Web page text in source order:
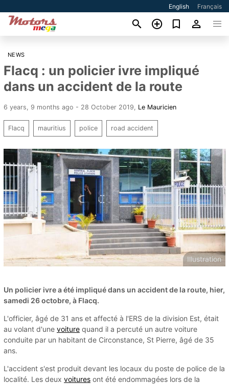
English Français
NEWS
Flacq : un policier ivre impliqué
dans un accident de la route
6 years, 9 months ago - 28 October 2019 Le Mauricien
Flacq mauritius police road accident
Illustration
Un policier ivre a été impliqué dans un accident de la route, hier,
samedi 26 octobre, à Flacq.
L'officier, âgé de 31 ans et affecté à l'ERS de la division Est, était
au volant d'une voiture quand il a percuté un autre voiture
conduite par un habitant de Circonstance, St Pierre, âgé de 35
ans.
L'accident s'est produit devant les locaux du poste de police de la
localité. Les deux voitures ont été endommagées lors de la